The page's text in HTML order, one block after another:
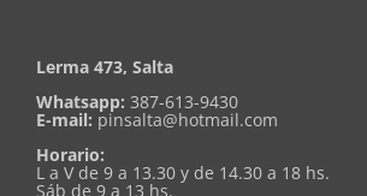
Lerma 473, Salta
Whatsapp: 387-613-9430
E-mail: pinsalta@hotmail.com
Horario:
L a V de 9 a 13.30 y de 14.30 a 18 hs.
Sáb de 9 a 13 hs.